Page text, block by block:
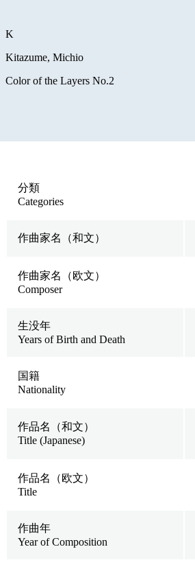
K
Kitazume, Michio
Color of the Layers No.2
分類
Categories
作曲家名（和文）
作曲家名（欧文）
Composer
生没年
Years of Birth and Death
国籍
Nationality
作品名（和文）
Title (Japanese)
作品名（欧文）
Title
作曲年
Year of Composition